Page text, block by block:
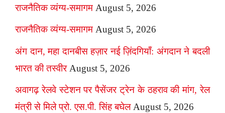
राजनैतिक व्यंग्य-समागम August 5, 2026
राजनैतिक व्यंग्य-समागम August 5, 2026
अंग दान, महा दानबीस हज़ार नई ज़िंदगियाँ: अंगदान ने बदली
भारत की तस्वीर August 5, 2026
अवागढ़ रेलवे स्टेशन पर पैसेंजर ट्रेन के ठहराव की मांग, रेल
मंत्री से मिले प्रो. एस.पी. सिंह बघेल August 5, 2026